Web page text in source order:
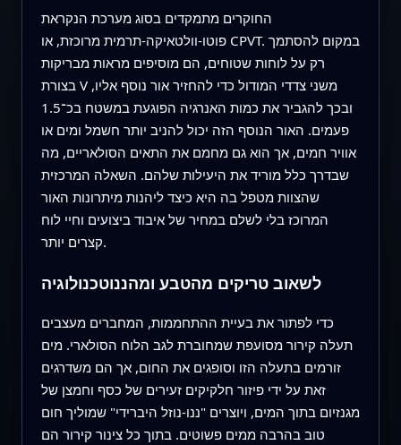
החוקרים מתמקדים בסוג מערכת הנקראת
פוטו-וולטאיקה-תרמית מרוכזת, או CPVT. במקום להסתמך
רק על לוחות שטוחים, הם מוסיפים מראות מבריקות
בצורת V משני צדדי המודול כדי להחזיר אור נוסף אליו,
ובכך להגביר את כמות האנרגיה הפוגעת במשטח בכ־1.5
פעמים. האור הנוסף הזה יכול להניב יותר חשמל ומים או
אוויר חמים, אך הוא גם מחמם את התאים הסולאריים, מה
שבדרך כלל מוריד את היעילות שלהם. השאלה המרכזית
שהצוות מטפל בה היא כיצד ליהנות מיתרונות האור
המרוכז בלי לשלם במחיר של איבוד ביצועים וחיי לוח
קצרים יותר.
לשאוב טריקים מהטבע ומהננוטכנולוגיה
כדי לפתור את בעיית ההתחממות, המחברים מעצבים
תעלה קירור מסועפת שמחוברת לגב הלוח הסולארי. מים
זורמים בתעלה הזו וסופגים את החום, אך הם משדרגים
זאת על ידי פיזור חלקיקים זעירים של כסף וחמצן של
מגנזיום בתוך המים, ויוצרים "ננו-נוזל היברידי" שמוליך חום
טוב בהרבה ממים פשוטים. בתוך כל צינור קירור הם